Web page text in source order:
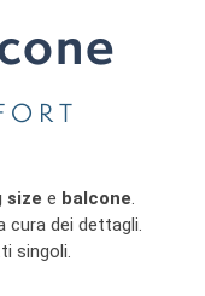
size e balcone.
cura dei dettagli.
singoli.